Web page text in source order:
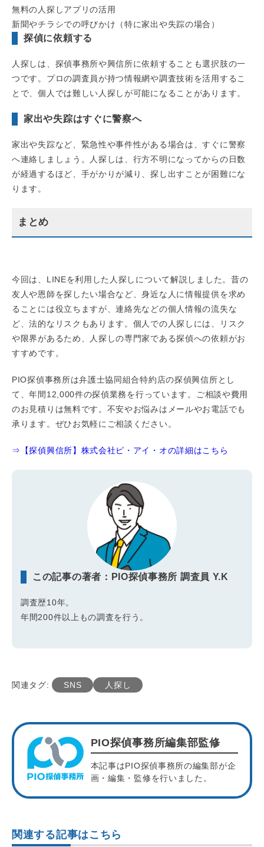
無料の人探しアプリの活用
新聞やチラシでの呼びかけ（特に家出や失踪の場合）
探偵に依頼する
人探しは、探偵事務所や興信所に依頼することも選択肢の一
つです。プロの調査員が持つ情報網や調査技術を活用するこ
とで、個人では難しい人探しが可能になることがあります。
家出や失踪はすぐに警察へ
家出や失踪など、緊急性や事件性がある場合は、すぐに警察
へ連絡しましょう。人探しは、行方不明になってからの日数
が経過するほど、手がかりが減り、探し出すことが困難にな
ります。
まとめ
今回は、LINEを利用した人探しについて解説しました。昔の
友人や恩師を探したい場合など、身近な人に情報提供を求め
ることには役立ちますが、連絡先などの個人情報の流失な
ど、法的なリスクもあります。個人での人探しには、リスク
や限界があるため、人探しの専門家である探偵への依頼がお
すすめです。
PIO探偵事務所は弁護士協同組合特約店の探偵興信所とし
て、年間12,000件の探偵業務を行っています。ご相談や費用
のお見積りは無料です。不安やお悩みはメールやお電話でも
承ります。ぜひお気軽にご相談ください。
⇒【探偵興信所】株式会社ピ・アイ・オの詳細はこちら
この記事の著者：PIO探偵事務所 調査員 Y.K
調査歴10年。
年間200件以上もの調査を行う。
関連タグ: SNS 人探し
PIO探偵事務所編集部監修
本記事はPIO探偵事務所の編集部が企
画・編集・監修を行いました。
関連する記事はこちら